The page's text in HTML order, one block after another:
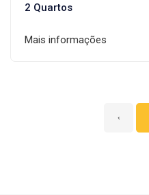
2 Quartos
Mais informações
‹